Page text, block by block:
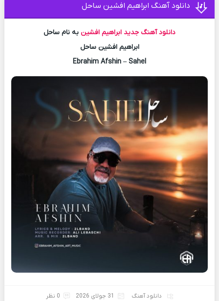
دانلود آهنگ ابراهیم افشین ساحل
دانلود آهنگ جدید ابراهیم افشین به نام ساحل
ابراهیم افشین ساحل
Ebrahim Afshin – Sahel
دانلود آهنگ 31 جولای 2026 0 نظر